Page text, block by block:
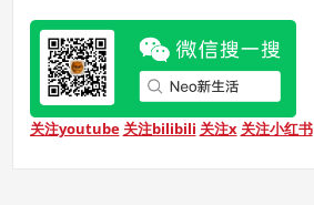
关注youtube 关注bilibili 关注x 关注小红书